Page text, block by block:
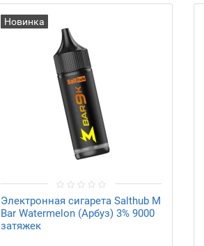
Новинка
Электронная сигарета Salthub M
Bar Watermelon (Арбуз) 3% 9000
затяжек